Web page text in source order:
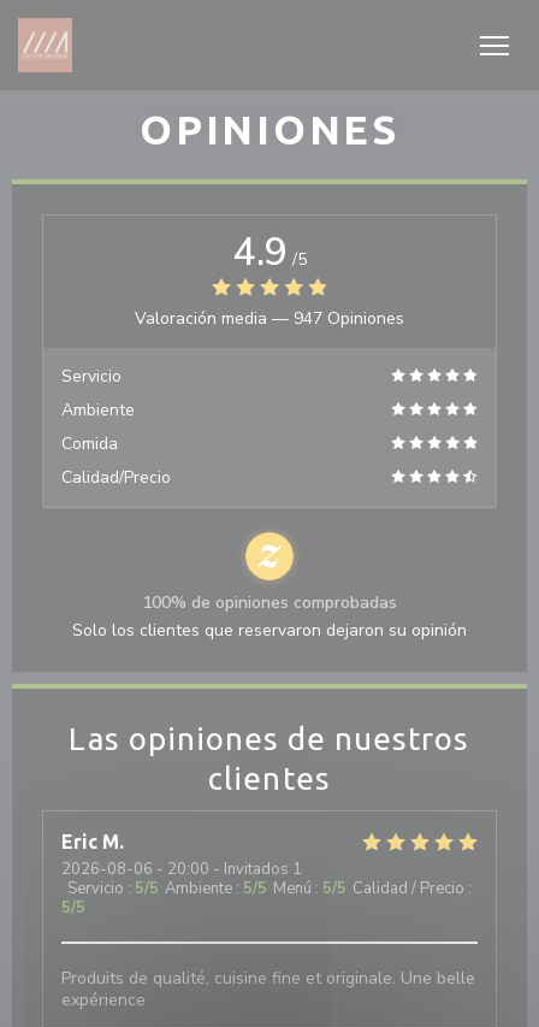
Personalización de sus opciones de cookies
OPINIONES
Las opiniones de nuestros
clientes
Eric M
2026-08-06 - 20:00 - Invitados 1
Servicio : 5/5 Ambiente : 5/5 Menú : 5/5 Calidad / Precio :
5/5
Produits de qualité, cuisine fine et originale. Une belle
expérience
4.9 /5
Valoración media — 947 Opiniones
Servicio
Ambiente
Comida
Calidad/Precio
100% de opiniones comprobadas
Solo los clientes que reservaron dejaron su opinión